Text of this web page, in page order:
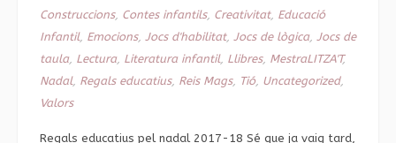
Construccions, Contes infantils, Creativitat, Educació
Infantil, Emocions, Jocs d'habilitat, Jocs de lògica,
Jocs de
taula, Lectura, Literatura infantil, Llibres, MestraLITZA'T,
Nadal, Regals educatius, Reis Mags, Tió Uncategorized,
Valors
Regals educatius pel nadal 2017-18 Sé que ja vaig tard,